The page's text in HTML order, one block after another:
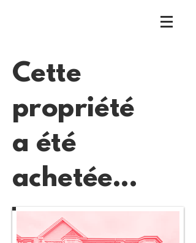
Cette
propriété
a été
achetée...